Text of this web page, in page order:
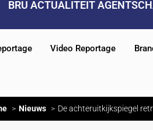
BRU ACTUALITEIT
Video Reportage
Nieuws De achteruitkijkspiegel